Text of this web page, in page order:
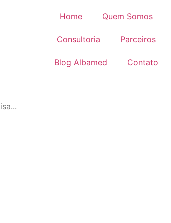
Home Quem Somos
Consultoria Parceiros
Blog Albamed Contato